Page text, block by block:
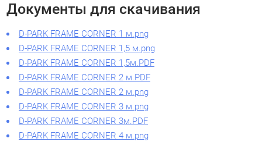
Документы для скачивания
D-PARK FRAME CORNER 1 м.png
D-PARK FRAME CORNER 1,5 м.png
D-PARK FRAME CORNER 1,5м.PDF
D-PARK FRAME CORNER 2 м.PDF
D-PARK FRAME CORNER 2 м.png
D-PARK FRAME CORNER 3 м.png
D-PARK FRAME CORNER 3м.PDF
D-PARK FRAME CORNER 4 м.png